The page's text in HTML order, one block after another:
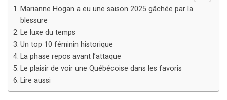
Marianne Hogan a eu une saison 2025 gâchée par la
blessure
Le luxe du temps
Un top 10 féminin historique
La phase repos avant l’attaque
Le plaisir de voir une Québécoise dans les favoris
Lire aussi